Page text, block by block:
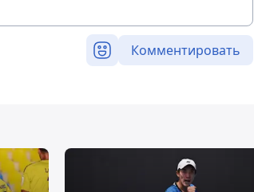
Комментировать